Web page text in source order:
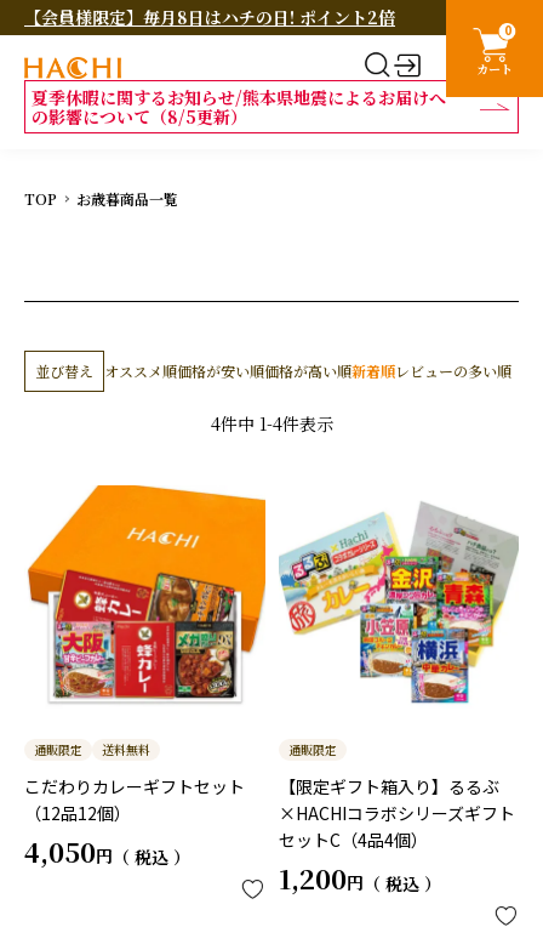
【会員様限定】毎月8日はハチの日! ポイント2倍
夏季休暇に関するお知らせ/熊本県地震によるお届けへ
の影響について（8/5更新）
0
カート
TOP お歳暮商品一覧
並び替え オススメ順価格が安い順価格が高い順新着順レビューの多い順
4件中 1-4件表示
通販限定 送料無料
こだわりカレーギフトセット
（12品12個）
4,050 税込
通販限定
【限定ギフト箱入り】るるぶ
×HACHIコラボシリーズギフト
セットC（4品4個）
1,200 税込